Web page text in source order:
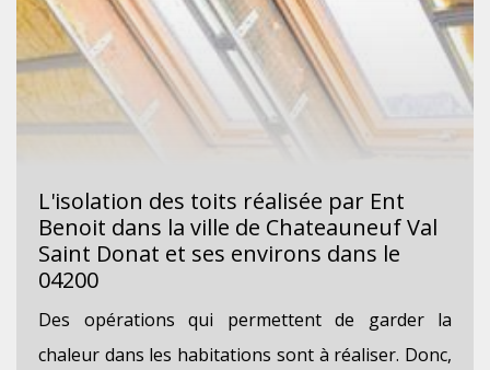
L'isolation des toits réalisée par Ent
Benoit dans la ville de Chateauneuf Val
Saint Donat et ses environs dans le
04200
Des opérations qui permettent de garder la
chaleur dans les habitations sont à réaliser. Donc,